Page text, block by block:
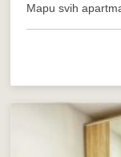
Mapu svih